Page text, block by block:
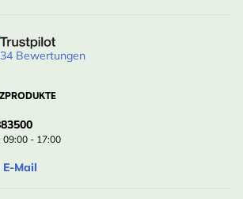
Bewertungen
09:00 - 17:00
Mail